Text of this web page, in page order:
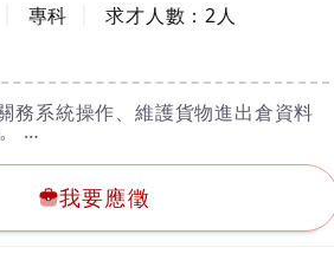
專科 求才人數：2人
務系統操作、維護貨物進出倉資料
、貨運代理聯繫溝通與工作協調。
備。我要應徵